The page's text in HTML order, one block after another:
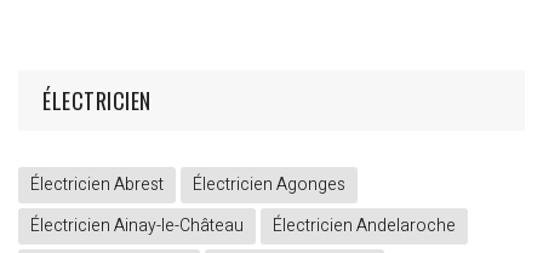
ÉLECTRICIEN
Électricien Abrest
Électricien Agonges
Électricien Ainay-le-Château
Électricien Andelaroche